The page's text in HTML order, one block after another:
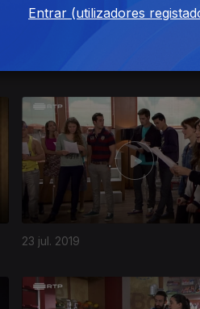
23 jul. 2019
Entrar (utilizadores